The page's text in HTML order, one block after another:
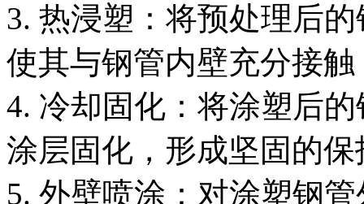
3. 热浸塑：将预处理后
使其与钢管内壁充分接
4. 冷却固化：将涂塑后
涂层固化，形成坚固的保
5. 外壁喷涂：对涂塑钢